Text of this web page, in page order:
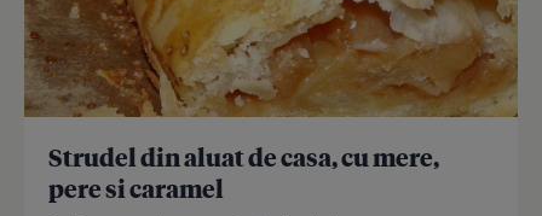
Strudel din aluat de casa, cu mere,
pere si caramel